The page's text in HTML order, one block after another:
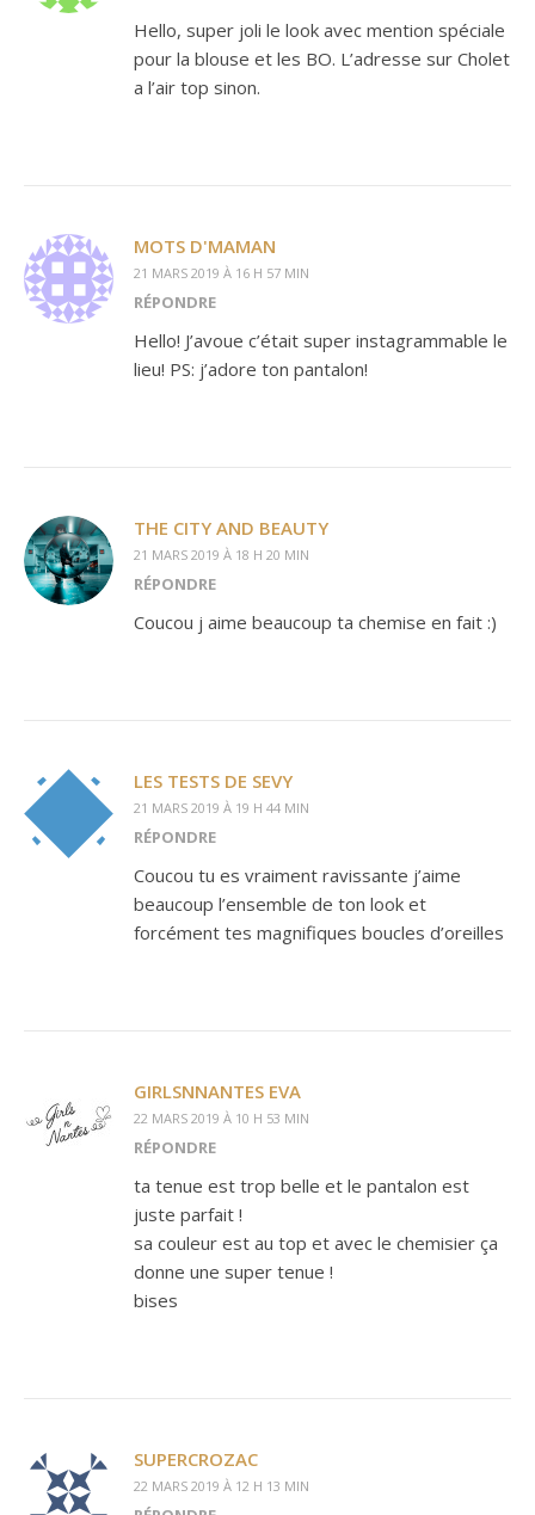
Hello, super joli le look avec mention spéciale
pour la blouse et les BO. L’adresse sur Cholet
a l’air top sinon.
MOTS D'MAMAN
21 MARS 2019 À 16 H 57 MIN
RÉPONDRE
Hello! J’avoue c’était super instagrammable le
lieu! PS: j’adore ton pantalon!
THE CITY AND BEAUTY
21 MARS 2019 À 18 H 20 MIN
RÉPONDRE
Coucou j aime beaucoup ta chemise en fait :)
LES TESTS DE SEVY
21 MARS 2019 À 19 H 44 MIN
RÉPONDRE
Coucou tu es vraiment ravissante j’aime
beaucoup l’ensemble de ton look et
forcément tes magnifiques boucles d’oreilles
GIRLSNNANTES EVA
22 MARS 2019 À 10 H 53 MIN
RÉPONDRE
ta tenue est trop belle et le pantalon est
juste parfait !
sa couleur est au top et avec le chemisier ça
donne une super tenue !
bises
SUPERCROZAC
22 MARS 2019 À 12 H 13 MIN